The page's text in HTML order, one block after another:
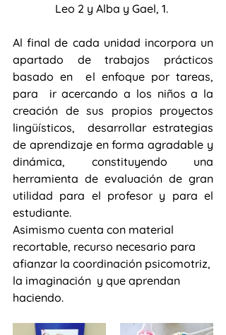
Leo 2 y Alba y Gael, 1.
Al final de cada unidad incorpora un
apartado de trabajos prácticos
basado en  el enfoque por tareas,
para  ir acercando a los niños a la
creación de sus propios proyectos
lingüísticos,  desarrollar estrategias
de aprendizaje en forma agradable y
dinámica, constituyendo una
herramienta de evaluación de gran
utilidad para el profesor y para el
estudiante.
Asimismo cuenta con material
recortable, recurso necesario para
afianzar la coordinación psicomotriz,
la imaginación  y que aprendan
haciendo.